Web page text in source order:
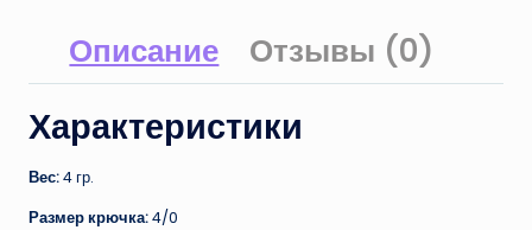
Описание Отзывы (0)
Характеристики
Вес:4 гр.
Размер крючка:4/0